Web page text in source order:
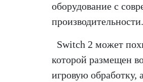
оборудование с
производительности.
Switch 2 может
которой размещен
игровую обработку,